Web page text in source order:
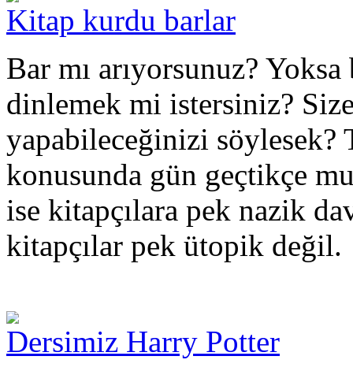
Kitap kurdu barlar
Bar mı arıyorsunuz?
dinlemek mi istersiniz?
yapabileceğinizi
konusunda gün geçtikçe
ise kitapçılara pek nazik
kitapçılar pek ütopik değil.
Dersimiz Harry Potter